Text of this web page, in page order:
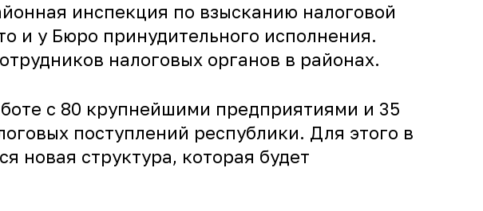
инспекция по взысканию налоговой
и у Бюро принудительного исполнения.
налоговых органов в районах.
с 80 крупнейшими предприятиями и 35
поступлений республики. Для этого в
новая структура, которая будет